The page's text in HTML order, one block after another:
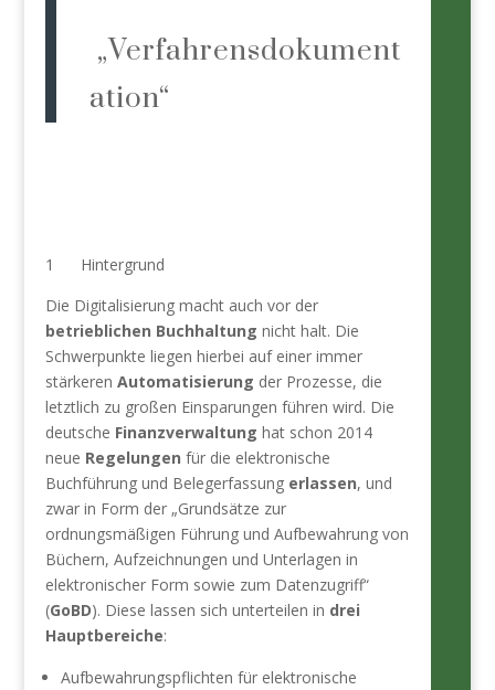
„Verfahrensdokument
ation“
1 Hintergrund
Die Digitalisierung macht auch vor der
betrieblichen Buchhaltung nicht halt. Die
Schwerpunkte liegen hierbei auf einer immer
stärkeren Automatisierung der Prozesse, die
letztlich zu großen Einsparungen führen wird. Die
deutsche Finanzverwaltung hat schon 2014
neue Regelungen für die elektronische
Buchführung und Belegerfassung erlassen, und
zwar in Form der „Grundsätze zur
ordnungsmäßigen Führung und Aufbewahrung von
Büchern, Aufzeichnungen und Unterlagen in
elektronischer Form sowie zum Datenzugriff“
(GoBD). Diese lassen sich unterteilen in drei
Hauptbereiche:
Aufbewahrungspflichten für elektronische